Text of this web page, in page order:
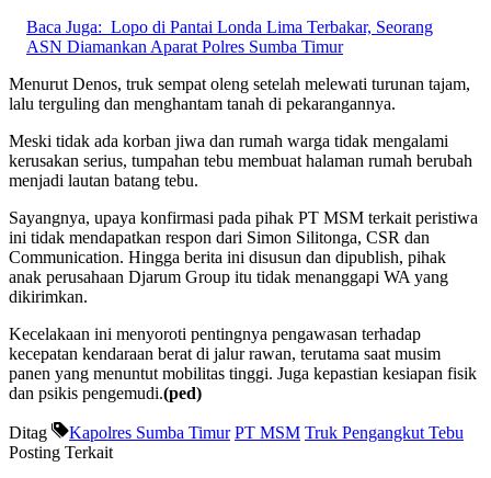
Baca Juga: Lopo di Pantai Londa Lima Terbakar, Seorang
ASN Diamankan Aparat Polres Sumba Timur
Menurut Denos, truk sempat oleng setelah melewati turunan tajam,
lalu terguling dan menghantam tanah di pekarangannya.
Meski tidak ada korban jiwa dan rumah warga tidak mengalami
kerusakan serius, tumpahan tebu membuat halaman rumah berubah
menjadi lautan batang tebu.
Sayangnya, upaya konfirmasi pada pihak PT MSM terkait peristiwa
ini tidak mendapatkan respon dari Simon Silitonga, CSR dan
Communication. Hingga berita ini disusun dan dipublish, pihak
anak perusahaan Djarum Group itu tidak menanggapi WA yang
dikirimkan.
Kecelakaan ini menyoroti pentingnya pengawasan terhadap
kecepatan kendaraan berat di jalur rawan, terutama saat musim
panen yang menuntut mobilitas tinggi. Juga kepastian kesiapan fisik
dan psikis pengemudi.(ped)
Ditag Kapolres Sumba Timur PT MSM Truk Pengangkut Tebu
Posting Terkait